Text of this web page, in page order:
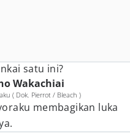
satu ini?
Wakachiai
( Dok. Pierrot / Bleach )
membagikan luka